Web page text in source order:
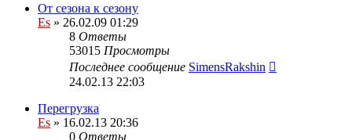
От сезона к сезону
Es » 26.02.09 01:29
8 Ответы
53015 Просмотры
Последнее сообщение SimensRakshin
24.02.13 22:03
Перегрузка
Es » 16.02.13 20:36
0 Ответы